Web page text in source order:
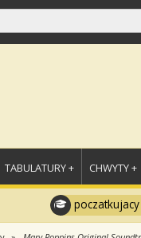
TABULATURY + CHWYTY +